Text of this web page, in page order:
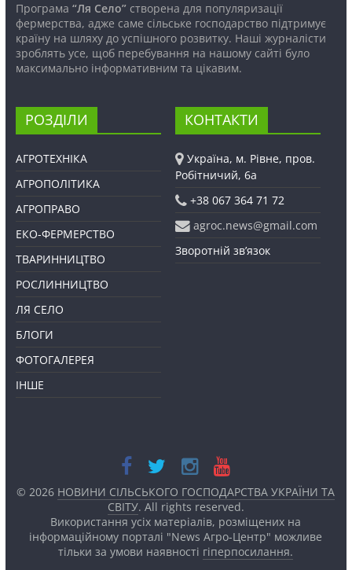
Програма “Ля Село”створена для популяризації
фермерства, адже саме сільське господарство підтримує
країну на шляху до успішного розвитку. Наші журналісти
зроблять усе, щоб перебування на нашому сайті було
максимально інформативним та цікавим.
РОЗДІЛИ
АГРОТЕХНІКА
АГРОПОЛІТИКА
АГРОПРАВО
ЕКО-ФЕРМЕРСТВО
ТВАРИННИЦТВО
РОСЛИННИЦТВО
ЛЯ СЕЛО
БЛОГИ
ФОТОГАЛЕРЕЯ
ІНШЕ
КОНТАКТИ
Україна, м. Рівне, пров.
Робітничий, 6а
+38 067 364 71 72
agroc.news@gmail.com
Зворотній зв’язок
© 2026 НОВИНИ СІЛЬСЬКОГО ГОСПОДАРСТВА УКРАЇНИ ТА
СВІТУ. All rights reserved.
Використання усіх матеріалів, розміщених на
інформаційному порталі "News Агро-Центр" можливе
тільки за умови наявності гіперпосилання.